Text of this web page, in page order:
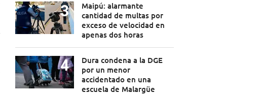
Maipú: alarmante
cantidad de multas por
exceso de velocidad en
apenas dos horas
Dura condena a la DGE
por un menor
accidentado en una
escuela de Malargüe